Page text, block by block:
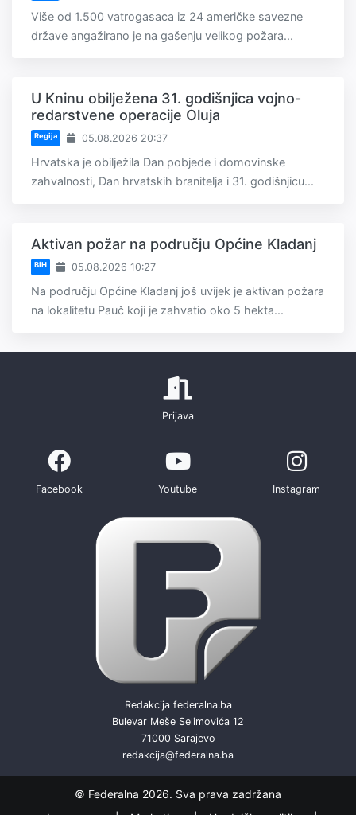
Više od 1.500 vatrogasaca iz 24 američke savezne
države angažirano je na gašenju velikog požara...
U Kninu obilježena 31. godišnjica vojno-
redarstvene operacije Oluja
Regija 05.08.2026 20:37
Hrvatska je obilježila Dan pobjede i domovinske
zahvalnosti, Dan hrvatskih branitelja i 31. godišnjicu...
Aktivan požar na području Općine Kladanj
BiH 05.08.2026 10:27
Na području Općine Kladanj još uvijek je aktivan požara
na lokalitetu Pauč koji je zahvatio oko 5 hekta...
Prijava
Facebook Youtube Instagram
Redakcija federalna.ba
Bulevar Meše Selimovića 12
71000 Sarajevo
redakcija@federalna.ba
© Federalna 2026. Sva prava zadržana